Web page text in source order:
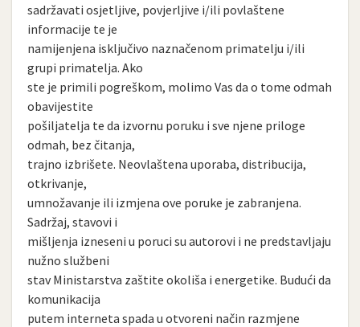
sadržavati osjetljive, povjerljive i/ili povlaštene
informacije te je
namijenjena isključivo naznačenom primatelju i/ili
grupi primatelja. Ako
ste je primili pogreškom, molimo Vas da o tome odmah
obavijestite
pošiljatelja te da izvornu poruku i sve njene priloge
odmah, bez čitanja,
trajno izbrišete. Neovlaštena uporaba, distribucija,
otkrivanje,
umnožavanje ili izmjena ove poruke je zabranjena.
Sadržaj, stavovi i
mišljenja izneseni u poruci su autorovi i ne predstavljaju
nužno službeni
stav Ministarstva zaštite okoliša i energetike. Budući da
komunikacija
putem interneta spada u otvoreni način razmjene